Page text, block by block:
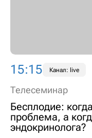
15:15 Канал: live
Телесеминар
Бесплодие:
проблема, а
эндокринолога?